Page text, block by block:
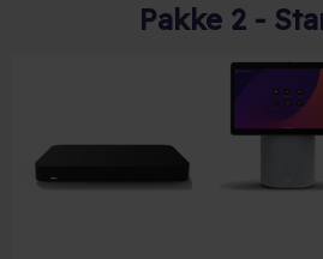
Pakke 2 -